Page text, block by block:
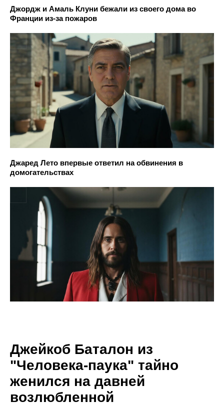
Джордж и Амаль Клуни бежали из своего дома во
Франции из-за пожаров
Джаред Лето впервые ответил на обвинения в
домогательствах
Джейкоб Баталон из
"Человека-паука" тайно
женился на давней
возлюбленной